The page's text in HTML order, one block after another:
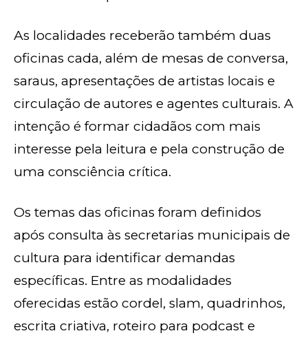
As localidades receberão também duas
oficinas cada, além de mesas de conversa,
saraus, apresentações de artistas locais e
circulação de autores e agentes culturais. A
intenção é formar cidadãos com mais
interesse pela leitura e pela construção de
uma consciência crítica.
Os temas das oficinas foram definidos
após consulta às secretarias municipais de
cultura para identificar demandas
específicas. Entre as modalidades
oferecidas estão cordel, slam, quadrinhos,
escrita criativa, roteiro para podcast e